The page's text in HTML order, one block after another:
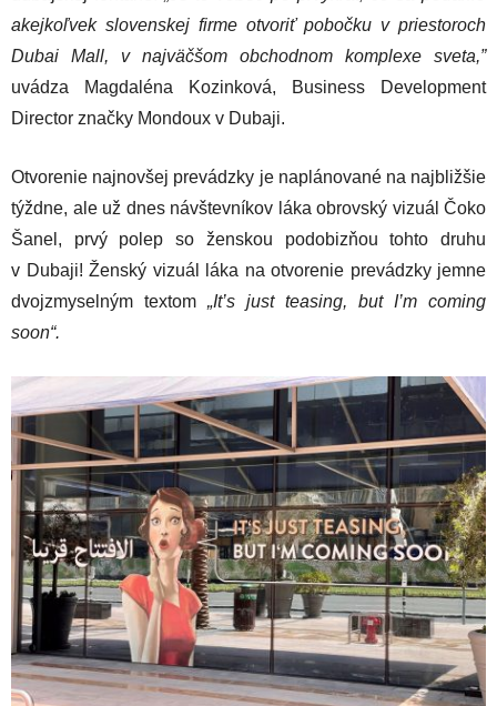
akejkoľvek slovenskej firme otvoriť pobočku v priestoroch
Dubai Mall, v najväčšom obchodnom komplexe sveta,”
uvádza Magdaléna Kozinková, Business Development
Director značky Mondoux v Dubaji.
Otvorenie najnovšej prevádzky je naplánované na najbližšie
týždne, ale už dnes návštevníkov láka obrovský vizuál Čoko
Šanel, prvý polep so ženskou podobizňou tohto druhu
v Dubaji! Ženský vizuál láka na otvorenie prevádzky jemne
dvojzmyselným textom „It’s just teasing, but I’m coming
soon“.